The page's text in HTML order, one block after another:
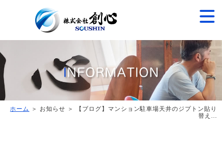
ホーム
＞ お知らせ ＞ 【ブログ】マンション駐車場天井のジプトン貼り
替え...